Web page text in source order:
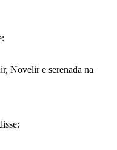
Novelir e serenada na